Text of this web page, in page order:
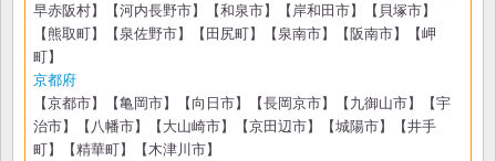
早赤阪村】【河内長野市】【和泉市】【岸和田市】【貝塚市】
【熊取町】【泉佐野市】【田尻町】【泉南市】【阪南市】【岬
町】
京都府
【京都市】【亀岡市】【向日市】【長岡京市】【九御山市】【宇
治市】【八幡市】【大山崎市】【京田辺市】【城陽市】【井手
町】【精華町】【木津川市】